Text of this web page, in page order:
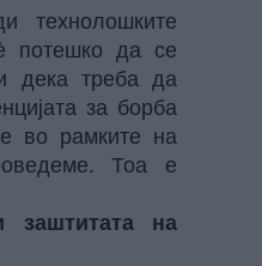
технолошките
потешко да се
дека треба да
за борба
во рамките на
Тоа е
заштитата на